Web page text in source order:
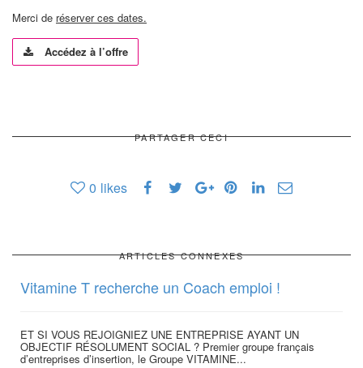
Merci de réserver ces dates.
Accédez à l’offre
PARTAGER CECI
0 likes
ARTICLES CONNEXES
Vitamine T recherche un Coach emploi !
ET SI VOUS REJOIGNIEZ UNE ENTREPRISE AYANT UN
OBJECTIF RÉSOLUMENT SOCIAL ? Premier groupe français
d’entreprises d’insertion, le Groupe VITAMINE...